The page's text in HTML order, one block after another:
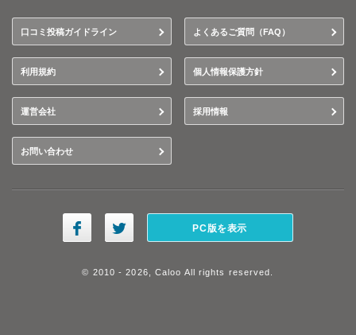
口コミ投稿ガイドライン よくあるご質問（FAQ）
利用規約 個人情報保護方針
運営会社 採用情報
お問い合わせ
PC版を表示
© 2010 - 2026, Caloo All rights reserved.